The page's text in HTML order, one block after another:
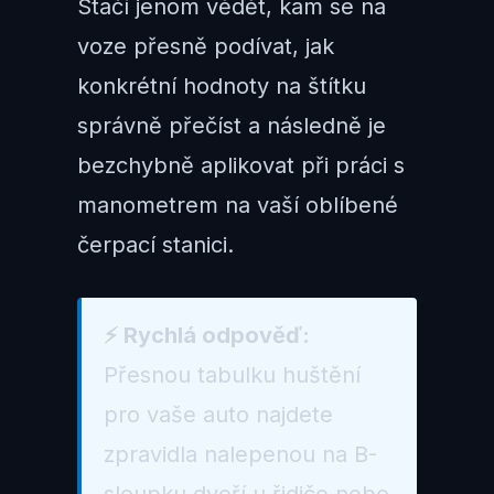
Stačí jenom vědět, kam se na
voze přesně podívat, jak
konkrétní hodnoty na štítku
správně přečíst a následně je
bezchybně aplikovat při práci s
manometrem na vaší oblíbené
čerpací stanici.
⚡ Rychlá odpověď:
Přesnou tabulku huštění
pro vaše auto najdete
zpravidla nalepenou na B-